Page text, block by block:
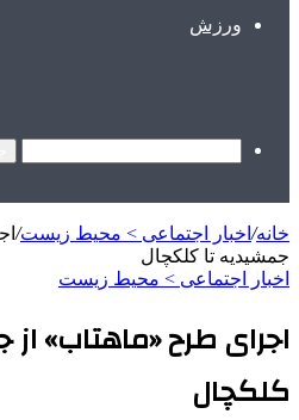
ورزش
خانه/ اخبار اجتماعی > محیط زیست/
جمشیدیه تا کلکچال
اخبار اجتماعی > محیط زیست
اجرای طرح «ماهتاب» از
کلکچال